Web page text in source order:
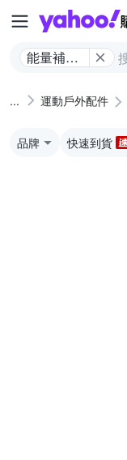
能量補給
運動戶外配件
品牌 快速到貨